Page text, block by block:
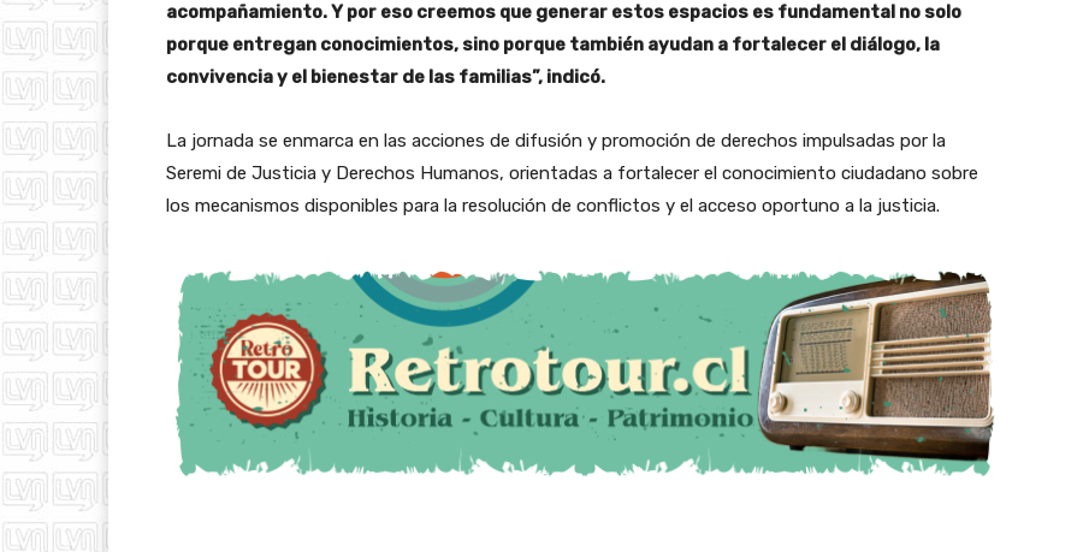
acompañamiento. Y por eso creemos que generar estos espacios es fundamental no solo
porque entregan conocimientos, sino porque también ayudan a fortalecer el diálogo, la
convivencia y el bienestar de las familias”, indicó.
La jornada se enmarca en las acciones de difusión y promoción de derechos impulsadas por la
Seremi de Justicia y Derechos Humanos, orientadas a fortalecer el conocimiento ciudadano sobre
los mecanismos disponibles para la resolución de conflictos y el acceso oportuno a la justicia.